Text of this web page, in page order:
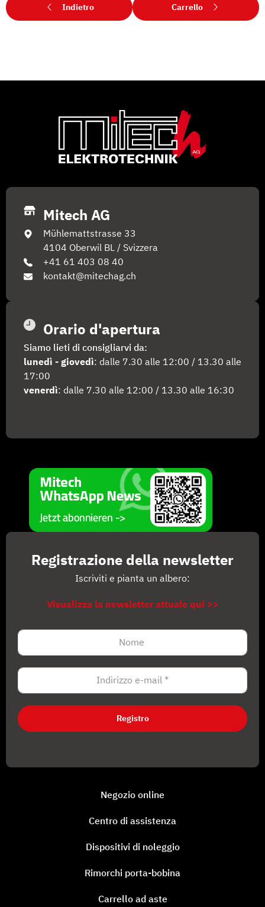
Indietro Carrello
Mitech AG
Mühlemattstrasse 33
4104 Oberwil BL / Svizzera
+41 61 403 08 40
kontakt@mitechag.ch
Orario d'apertura
Siamo lieti di consigliarvi da:
lunedì - giovedì: dalle 7.30 alle 12:00 / 13.30 alle
17:00
venerdì: dalle 7.30 alle 12:00 / 13.30 alle 16:30
Registrazione della newsletter
Iscriviti e pianta un albero:
Visualizza la newsletter attuale qui >>
Registro
Negozio online
Centro di assistenza
Dispositivi di noleggio
Rimorchi porta-bobina
Carrello ad aste